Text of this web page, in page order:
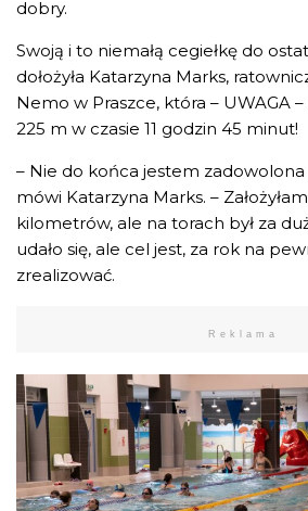
dobry.
Swoją i to niemałą cegiełkę do
dołożyła Katarzyna Marks,
Nemo w Praszce, która – UWAGA –
225 m w czasie 11 godzin 45 minut!
– Nie do końca jestem
mówi Katarzyna Marks. –
kilometrów, ale na torach był za
udało się, ale cel jest, za rok na
zrealizować.
Reklama